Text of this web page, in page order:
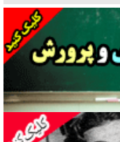
یا انحصار؟
شهید را از